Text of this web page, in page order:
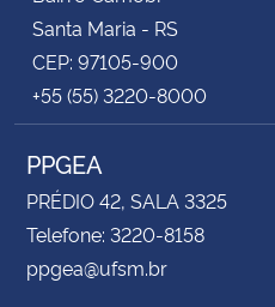
Santa Maria - RS
CEP: 97105-900
+55 (55) 3220-8000
PPGEA
PRÉDIO 42, SALA 3325
Telefone: 3220-8158
ppgea@ufsm.br